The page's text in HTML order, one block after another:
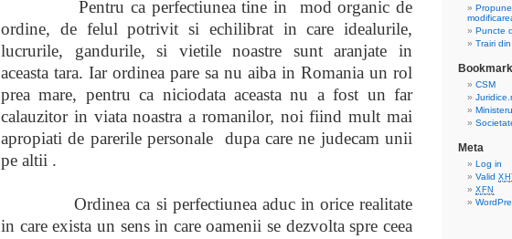
Pentru ca perfectiunea tine in
mod organic de
ordine, de felul potrivit si echilibrat in care idealurile,
lucrurile, gandurile, si vietile noastre sunt aranjate in
aceasta tara. Iar ordinea pare sa nu aiba in Romania un rol
prea mare, pentru ca niciodata aceasta nu a fost un far
calauzitor in viata noastra a romanilor, noi fiind mult mai
apropiati de parerile personale
dupa care ne judecam unii
pe altii .
Ordinea ca si perfectiunea aduc in orice realitate
in care exista un sens in care oamenii se dezvolta spre ceea
Puncte
Trairi
CSM
Meta
Log in
Valid
XFN